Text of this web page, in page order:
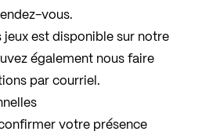
vous.
jeux est disponible sur notre
également nous faire
par courriel.
votre présence